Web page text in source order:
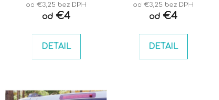
od €3,25 bez DPH
od€4
DETAIL
od €3,25 bez DPH
od€4
DETAIL